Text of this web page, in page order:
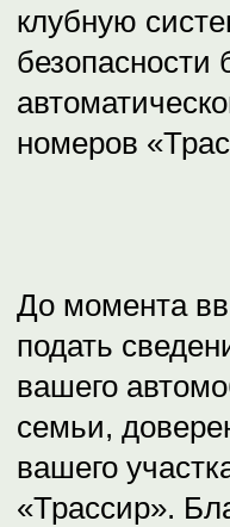
клубную
безопасности
номеров
До момента
подать
вашего
семьи,
вашего
«Трассир».